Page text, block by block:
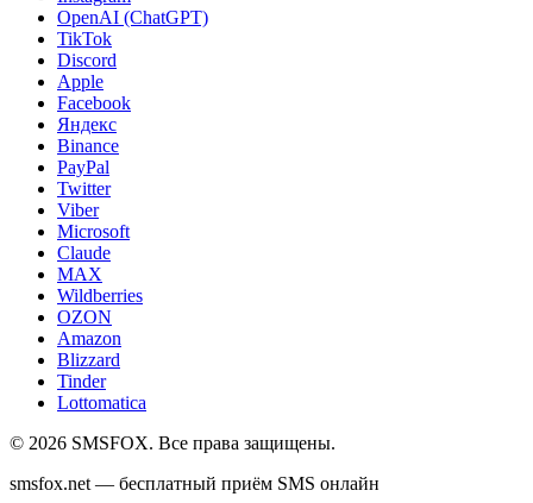
OpenAI (ChatGPT)
TikTok
Discord
Apple
Facebook
Яндекс
Binance
PayPal
Twitter
Viber
Microsoft
Claude
MAX
Wildberries
OZON
Amazon
Blizzard
Tinder
Lottomatica
© 2026 SMSFOX. Все права защищены.
smsfox.net — бесплатный приём SMS онлайн